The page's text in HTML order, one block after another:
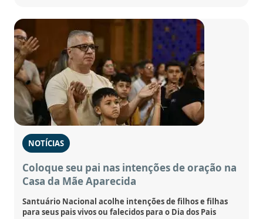
NOTÍCIAS
Coloque seu pai nas intenções de oração na
Casa da Mãe Aparecida
Santuário Nacional acolhe intenções de filhos e filhas
para seus pais vivos ou falecidos para o Dia dos Pais